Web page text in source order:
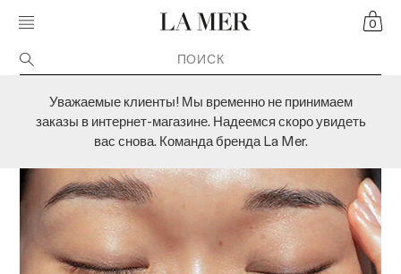
MOBILE MENU TOGGLE CART
0
CRÈME DE LA MER
Уважаемые клиенты! Мы временно не принимаем
заказы в интернет-магазине. Надеемся скоро увидеть
вас снова. Команда бренда La Mer.